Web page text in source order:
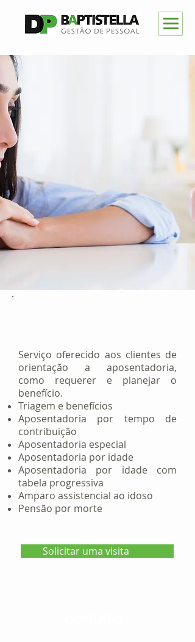
Serviço oferecido aos clientes de
orientação a aposentadoria,
como requerer e planejar o
benefício.
Triagem e benefícios
Aposentadoria por tempo de
contribuição
Aposentadoria especial
Aposentadoria por idade
Aposentadoria por idade com
tabela progressiva
Amparo assistencial ao idoso
Pensão por morte
Solicitar uma visita
Assessoria